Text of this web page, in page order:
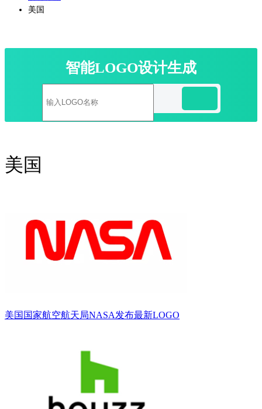
美国
智能LOGO设计生成
美国
美国国家航空航天局NASA发布最新LOGO